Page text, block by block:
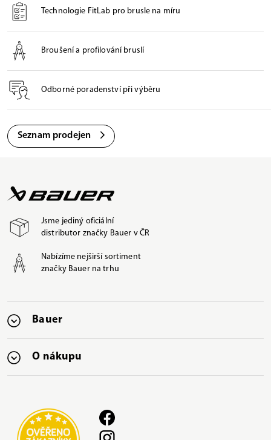
Technologie FitLab pro brusle na míru
Broušení a profilování bruslí
Odborné poradenství při výběru
Seznam prodejen
Jsme jediný oficiální
distributor značky Bauer v ČR
Nabízíme nejširší sortiment
značky Bauer na trhu
Bauer
O nákupu